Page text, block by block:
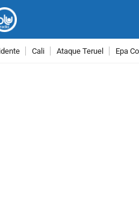
Cali Ataque Teruel Epa